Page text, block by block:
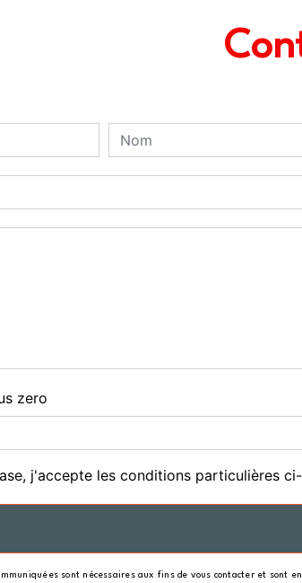
zero
j'accepte les conditions particulières
sont nécessaires aux fins de vous contacter et